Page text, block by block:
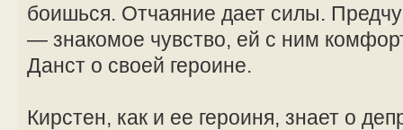
боишься. Отчаяние дает силы.
— знакомое чувство, ей с ним
Данст о своей героине.
Кирстен, как и ее героиня, знает о